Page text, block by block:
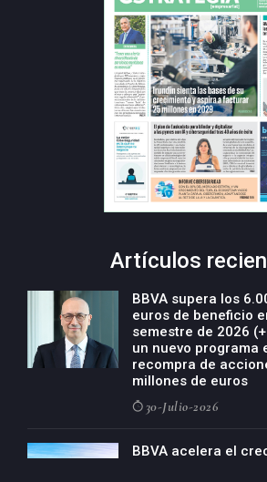
Artículos
BBVA supera los
euros de beneficio
semestre de 2026
un nuevo programa
recompra de
millones de euros
30-Julio-2026
BBVA acelera el